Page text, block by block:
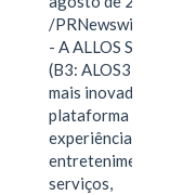
/PRNewswire/ -
- A ALLOS S.A.
(B3: ALOS3), a
mais inovadora
plataforma de
experiências,
entretenimento,
serviços,